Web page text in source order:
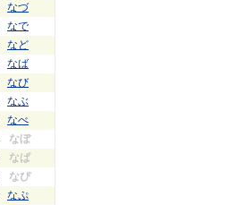
なづ
なで
など
なば
なび
なぶ
なべ
なぼ
なぱ
なぴ
なぷ